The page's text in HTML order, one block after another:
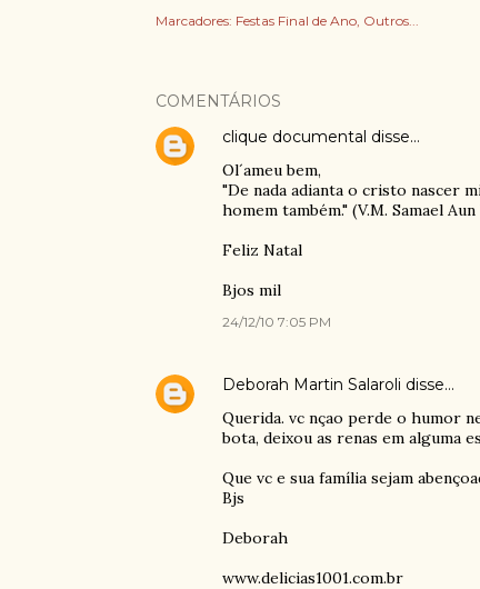
Marcadores: Festas Final de Ano Outros...
COMENTÁRIOS
clique documental disse…
Ol´ameu bem,
"De nada adianta o cristo nascer
homem também." (V.M. Samael
Feliz Natal
Bjos mil
24/12/10 7:05 PM
Deborah Martin Salaroli disse…
Querida. vc nçao perde o humor
bota, deixou as renas em alguma
Que vc e sua família sejam
Bjs
Deborah
www.delicias1001.com.br